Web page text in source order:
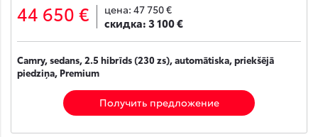
44 650 € цена: 47 750 €
скидка:3 100 €
Camry, sedans, 2.5 hibrīds (230 zs), automātiska, priekšējā
piedziņa, Premium
Получить предложение